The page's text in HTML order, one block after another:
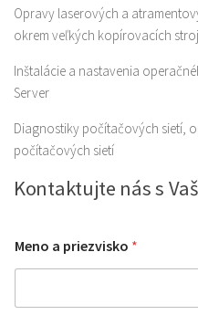
Opravy laserových a
okrem veľkých kopírovacích
Inštalácie a nastavenia
Server
Diagnostiky počítačových sietí,
počítačových sietí
Kontaktujte nás s
p
r
v
Meno a priezvisko *